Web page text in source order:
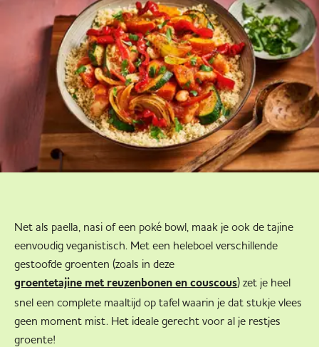
Net als paella, nasi of een poké bowl, maak je ook de tajine
eenvoudig veganistisch. Met een heleboel verschillende
gestoofde groenten (zoals in deze
groentetajine met reuzenbonen en couscous) zet je heel
snel een complete maaltijd op tafel waarin je dat stukje vlees
geen moment mist. Het ideale gerecht voor al je restjes
groente!